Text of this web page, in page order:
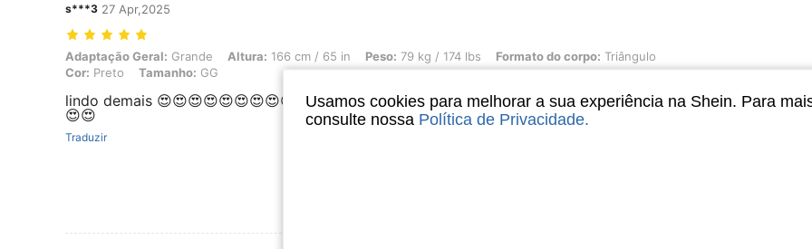
s***3 27 Apr,2025
Adaptação Geral: Grande, Altura: 166 cm / 65 in, Peso: 79 kg / 174 lbs, Formato do corpo: Triângulo, Cor: Preto, Tamanho: GG
Adaptação Geral: Grande Altura: 166 cm / 65 in Peso: 79 kg / 174 lbs Formato do corpo: Triângulo
Cor: Preto Tamanho: GG
lindo demais 😍😍😍😍😍😍😍😍😍😍 adorei pode comprar sem medo
😍😍
Traduzir
Usamos cookies para melhorar a sua experiência na Shein. Para
consulte nossa Política de Privacidade.